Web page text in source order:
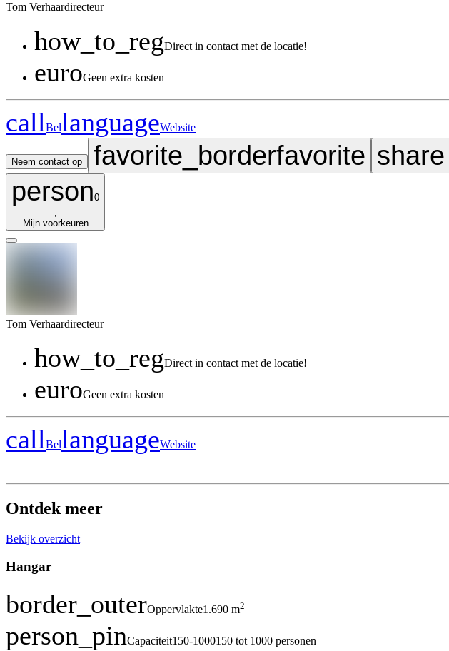
Tom Verhaardirecteur
how_to_regDirect in contact met de locatie!
euroGeen extra kosten
callBellanguageWebsite
Neem contact op favorite_borderfavorite share
person0
,
Mijn voorkeuren
Tom Verhaardirecteur
how_to_regDirect in contact met de locatie!
euroGeen extra kosten
callBellanguageWebsite
Ontdek meer
Bekijk overzicht
Hangar
border_outerOppervlakte1.690 m2
person_pinCapaciteit150-1000150 tot 1000 personen